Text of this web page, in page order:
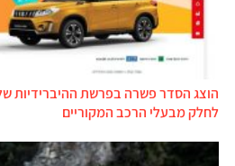
לחלק מבעלי הרכב המקוריים